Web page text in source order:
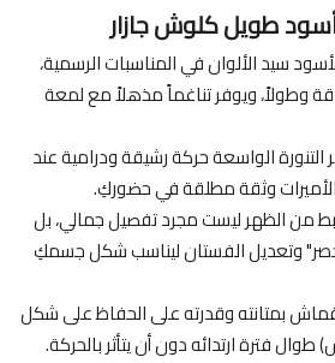
طويل كلوش جازار
سيد الألوان في المناسبات الرسمية،
وطولاً، ويوفر تناغماً مذهلاً مع لمعة
التنورة الواسعة حركة رشيقة ودرامية عند
وثقة مطلقة في حضوركِ.
من الظهر ليست مجرد تفصيل جمالي، بل
وتعديل الفستان ليناسب شكل جسمكِ
بمتانته وقدرته على الحفاظ على شكل
فترة ارتدائه دون أن يتأثر بالحركة.